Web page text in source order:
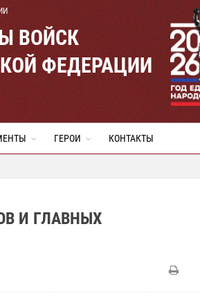
ВОЙСК
ФЕДЕРАЦИИ
ГЕРОИ КОНТАКТЫ
И ГЛАВНЫХ